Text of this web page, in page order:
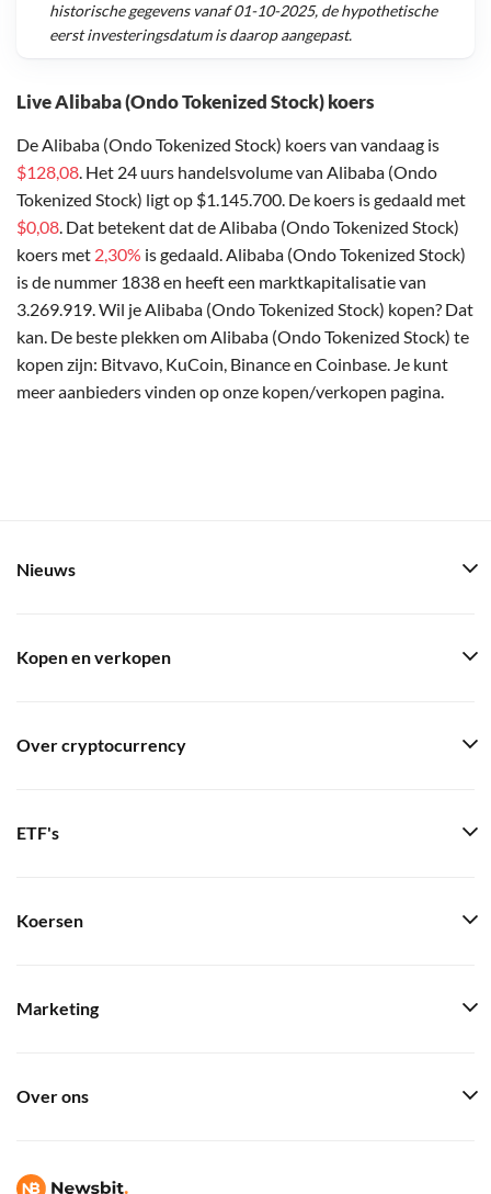
Live Alibaba (Ondo Tokenized Stock) koers
De Alibaba (Ondo Tokenized Stock) koers van vandaag is
$128,08. Het 24 uurs handelsvolume van Alibaba (Ondo
Tokenized Stock) ligt op $1.145.700. De koers is gedaald met
$0,08. Dat betekent dat de Alibaba (Ondo Tokenized Stock)
koers met 2,30% is gedaald. Alibaba (Ondo Tokenized Stock)
is de nummer 1838 en heeft een marktkapitalisatie van
3.269.919. Wil je Alibaba (Ondo Tokenized Stock) kopen? Dat
kan. De beste plekken om Alibaba (Ondo Tokenized Stock) te
kopen zijn: Bitvavo, KuCoin, Binance en Coinbase. Je kunt
meer aanbieders vinden op onze kopen/verkopen pagina.
historische gegevens vanaf01-10-2025, de hypothetische
eerst investeringsdatum is daarop aangepast.
Nieuws
Kopen en verkopen
Over cryptocurrency
ETF's
Koersen
Marketing
Over ons